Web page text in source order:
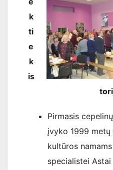
k
ti
e
k
is
Pirmasis
įvyko 1999
kultūros
specialistei